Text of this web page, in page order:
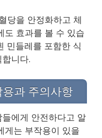
당을 안정화하고 체
도 효과를 볼 수 있습
민들레를 포함한 식
니다.
과 주의사항
에게 안전하다고 알
게는 부작용이 있을